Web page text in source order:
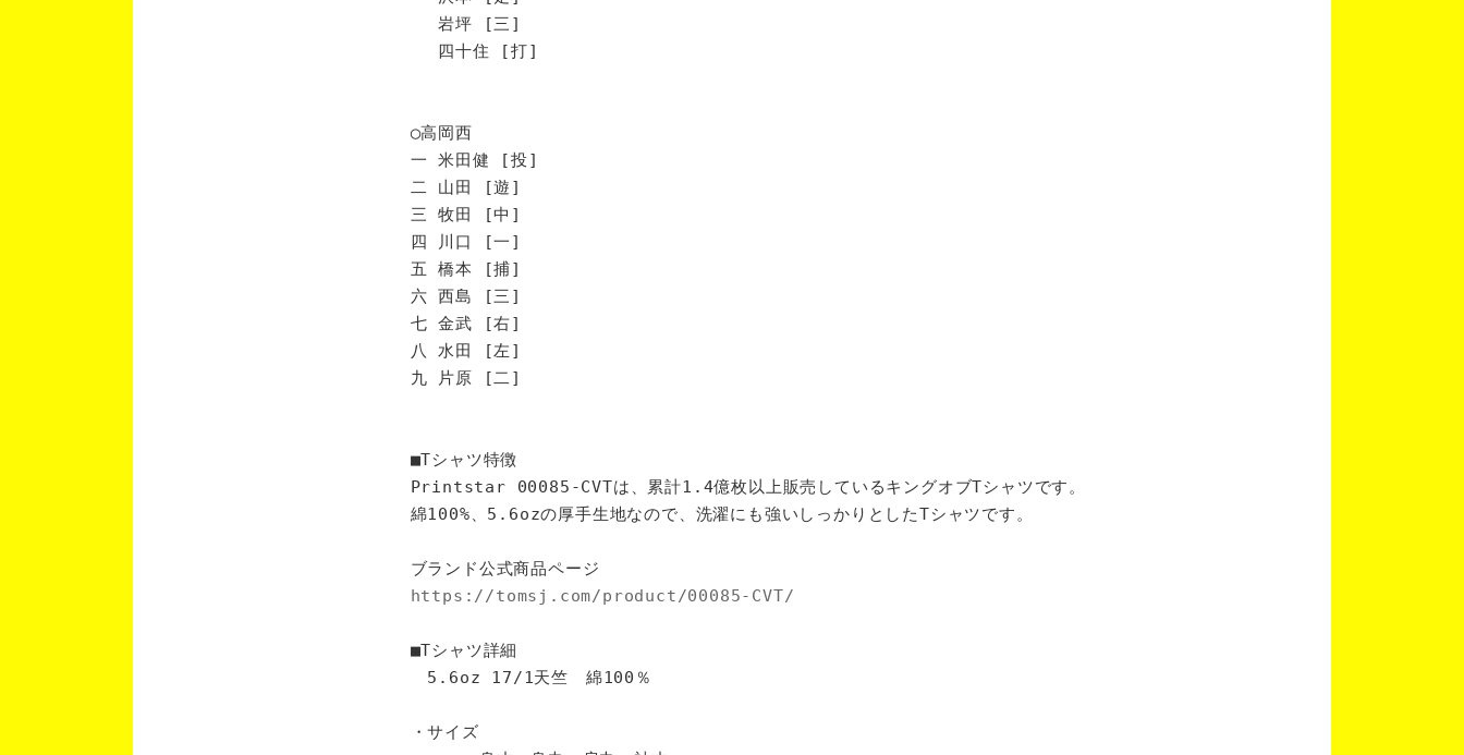
岩坪 [三]
四十住 [打]
◯高岡西
一 米田健 [投]
二 山田 [遊]
三 牧田 [中]
四 川口 [一]
五 橋本 [捕]
六 西島 [三]
七 金武 [右]
八 水田 [左]
九 片原 [二]
■Tシャツ特徴
Printstar 00085-CVTは、累計1.4億枚以上販売しているキングオブTシャツです。
綿100%、5.6ozの厚手生地なので、洗濯にも強いしっかりとしたTシャツです。
ブランド公式商品ページ
https://tomsj.com/product/00085-CVT/
■Tシャツ詳細
5.6oz 17/1天竺 綿100％
・サイズ